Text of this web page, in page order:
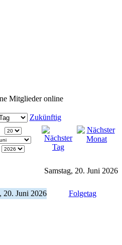
Mitglieder online
Zukünftig
Samstag, 20. Juni 2026
20. Juni 2026 Folgetag